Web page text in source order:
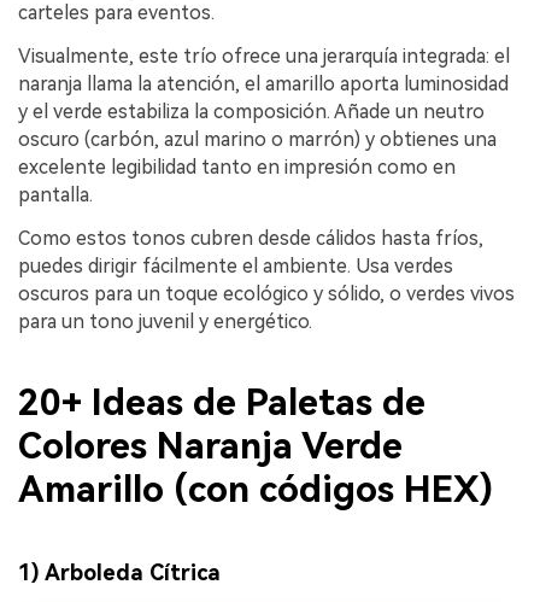
carteles para eventos.
Visualmente, este trío ofrece una jerarquía integrada: el
naranja llama la atención, el amarillo aporta luminosidad
y el verde estabiliza la composición. Añade un neutro
oscuro (carbón, azul marino o marrón) y obtienes una
excelente legibilidad tanto en impresión como en
pantalla.
Como estos tonos cubren desde cálidos hasta fríos,
puedes dirigir fácilmente el ambiente. Usa verdes
oscuros para un toque ecológico y sólido, o verdes vivos
para un tono juvenil y energético.
20+ Ideas de Paletas de
Colores Naranja Verde
Amarillo (con códigos HEX)
1) Arboleda Cítrica